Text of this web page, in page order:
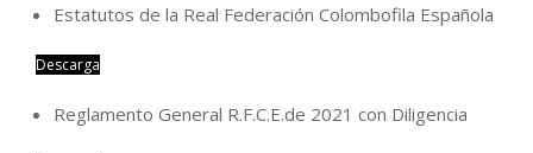
Estatutos de la Real Federación Colombofila Española
Descarga
Reglamento General R.F.C.E.de 2021 con Diligencia